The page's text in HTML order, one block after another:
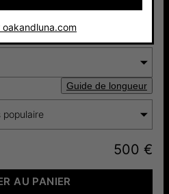
Guide d'inscription
Guide de longueur
populaire
500 €
AU PANIER
oakandluna.com